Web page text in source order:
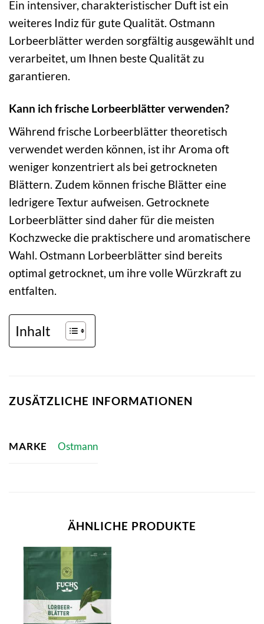
Ein intensiver, charakteristischer Duft ist ein
weiteres Indiz für gute Qualität. Ostmann
Lorbeerblätter werden sorgfältig ausgewählt und
verarbeitet, um Ihnen beste Qualität zu
garantieren.
Kann ich frische Lorbeerblätter verwenden?
Während frische Lorbeerblätter theoretisch
verwendet werden können, ist ihr Aroma oft
weniger konzentriert als bei getrockneten
Blättern. Zudem können frische Blätter eine
ledrigere Textur aufweisen. Getrocknete
Lorbeerblätter sind daher für die meisten
Kochzwecke die praktischere und aromatischere
Wahl. Ostmann Lorbeerblätter sind bereits
optimal getrocknet, um ihre volle Würzkraft zu
entfalten.
Inhalt
ZUSÄTZLICHE INFORMATIONEN
MARKE Ostmann
ÄHNLICHE PRODUKTE